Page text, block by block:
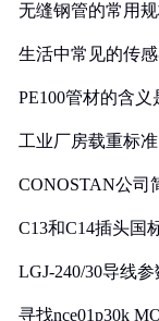
无缝钢管的常用
生活中常见的传
PE100管材的含义
工业厂房载重标
CONOSTAN公司
C13和C14插头国
LGJ-240/30导线
寻找nce01p30k